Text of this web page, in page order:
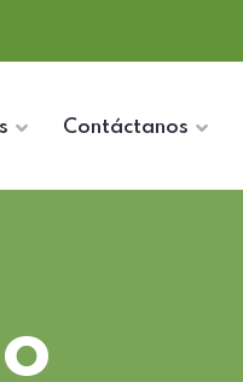
Contáctanos